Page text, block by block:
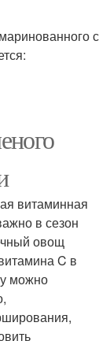
с
витаминная
в сезон
овощ
C в
можно